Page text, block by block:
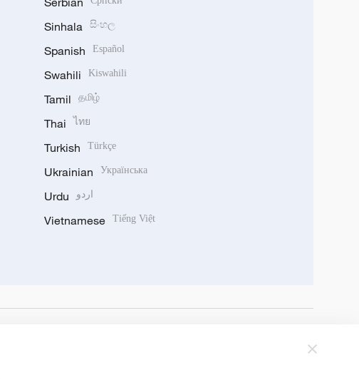
Sinhala සිංහල
Spanish Español
Swahili Kiswahili
Tamil தமிழ்
Thai ไทย
Turkish Türkçe
Ukrainian Українська
Urdu اردو
Vietnamese Tiếng Việt